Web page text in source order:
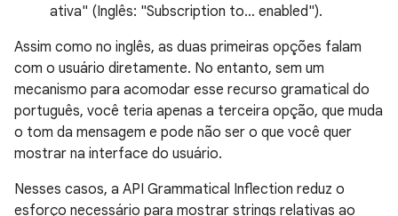
ativa" (Inglês: "Subscription to… enabled").
Assim como no inglês, as duas primeiras opções falam
com o usuário diretamente. No entanto, sem um
mecanismo para acomodar esse recurso gramatical do
português, você teria apenas a terceira opção, que muda
o tom da mensagem e pode não ser o que você quer
mostrar na interface do usuário.
Nesses casos, a API Grammatical Inflection reduz o
esforço necessário para mostrar strings relativas ao